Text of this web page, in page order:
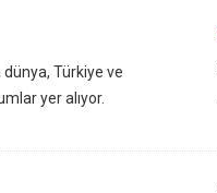
Türkiye ve
yer alıyor.